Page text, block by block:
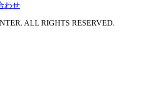
わせ
ALL RIGHTS RESERVED.